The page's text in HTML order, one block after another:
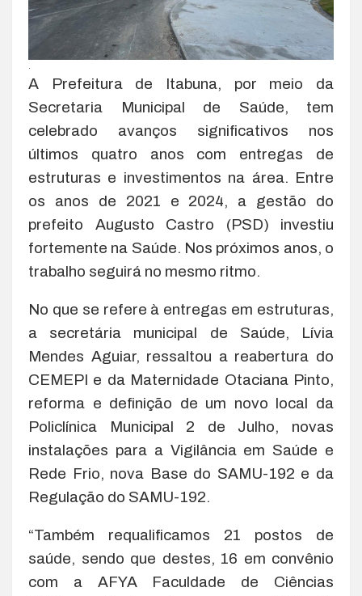
.
A Prefeitura de Itabuna, por meio da
Secretaria Municipal de Saúde, tem
celebrado avanços significativos nos
últimos quatro anos com entregas de
estruturas e investimentos na área. Entre
os anos de 2021 e 2024, a gestão do
prefeito Augusto Castro (PSD) investiu
fortemente na Saúde. Nos próximos anos, o
trabalho seguirá no mesmo ritmo.
No que se refere à entregas em estruturas,
a secretária municipal de Saúde, Lívia
Mendes Aguiar, ressaltou a reabertura do
CEMEPI e da Maternidade Otaciana Pinto,
reforma e definição de um novo local da
Policlínica Municipal 2 de Julho, novas
instalações para a Vigilância em Saúde e
Rede Frio, nova Base do SAMU-192 e da
Regulação do SAMU-192.
“Também requalificamos 21 postos de
saúde, sendo que destes, 16 em convênio
com a AFYA Faculdade de Ciências